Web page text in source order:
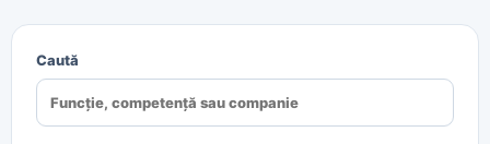
Caută